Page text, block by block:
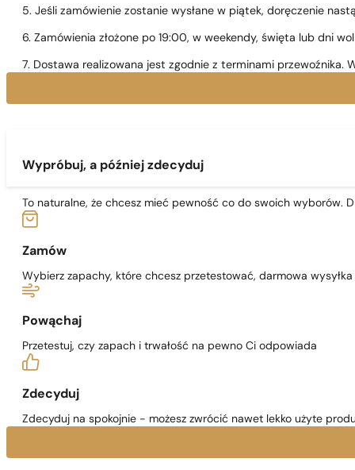
5. Jeśli zamówienie zostanie wysłane w piątek, doręczenie
6. Zamówienia złożone po 19:00, w weekendy, święta lub dni
7. Dostawa realizowana jest zgodnie z terminami przewoźnika.
Wypróbuj, a później zdecyduj
To naturalne, że chcesz mieć pewność co do swoich wyborów.
Zamów
Wybierz zapachy, które chcesz przetestować, darmowa wysyłka
Powąchaj
Przetestuj, czy zapach i trwałość na pewno Ci odpowiada
Zdecyduj
Zdecyduj na spokojnie - możesz zwrócić nawet lekko użyte